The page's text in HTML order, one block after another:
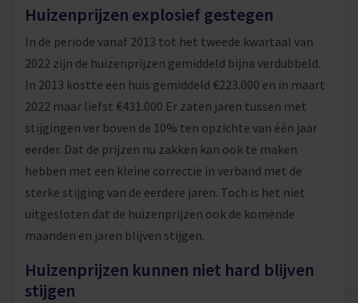
Huizenprijzen explosief gestegen
In de periode vanaf 2013 tot het tweede kwartaal van
2022 zijn de huizenprijzen gemiddeld bijna verdubbeld.
In 2013 kostte een huis gemiddeld €223.000 en in maart
2022 maar liefst €431.000 Er zaten jaren tussen met
stijgingen ver boven de 10% ten opzichte van één jaar
eerder. Dat de prijzen nu zakken kan ook te maken
hebben met een kleine correctie in verband met de
sterke stijging van de eerdere jaren. Toch is het niet
uitgesloten dat de huizenprijzen ook de komende
maanden en jaren blijven stijgen.
Huizenprijzen kunnen niet hard blijven
stijgen